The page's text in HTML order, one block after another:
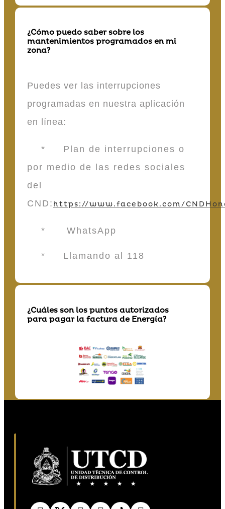
¿Cómo puedo saber sobre los
mantenimientos programados en mi
zona?
Puedes ver las interrupciones
programadas en nuestra aplicación
en línea:
* Plan de interrupciones o
por medio de las redes sociales
del
CND: https://www.facebook.com/
* WhatsApp
* Llamando al 118
¿Cuáles son los puntos autorizados
para pagar la factura de Energía?